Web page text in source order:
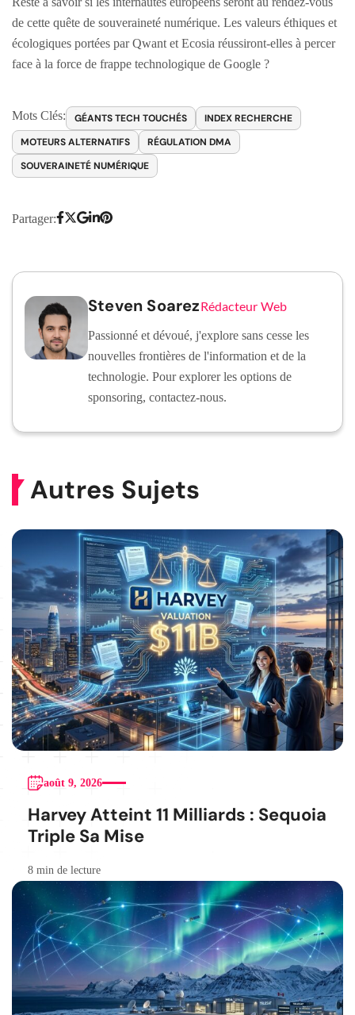
de cette quête de souveraineté numérique. Les valeurs éthiques et
écologiques portées par Qwant et Ecosia réussiront-elles à percer
face à la force de frappe technologique de Google ?
Mots Clés: GÉANTS TECH TOUCHÉS
INDEX RECHERCHE
MOTEURS ALTERNATIFS
RÉGULATION DMA
SOUVERAINETÉ NUMÉRIQUE
Partager:
Steven SoarezRédacteur Web
Passionné et dévoué, j'explore sans cesse les
nouvelles frontières de l'information et de la
technologie. Pour explorer les options de
sponsoring, contactez-nous.
Autres Sujets
août 9, 2026
Harvey Atteint 11 Milliards : Sequoia
Triple Sa Mise
8 min de lecture